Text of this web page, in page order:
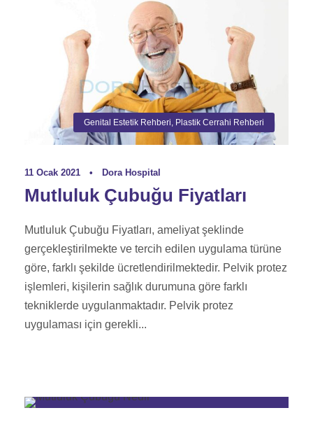
Genital Estetik Rehberi Plastik Cerrahi Rehberi
11 Ocak 2021 • Dora Hospital
Mutluluk Çubuğu Fiyatları
Mutluluk Çubuğu Fiyatları, ameliyat şeklinde
gerçekleştirilmekte ve tercih edilen uygulama türüne
göre, farklı şekilde ücretlendirilmektedir. Pelvik protez
işlemleri, kişilerin sağlık durumuna göre farklı
tekniklerde uygulanmaktadır. Pelvik protez
uygulaması için gerekli...